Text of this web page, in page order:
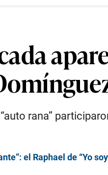
rana”
el Raphael de “Yo